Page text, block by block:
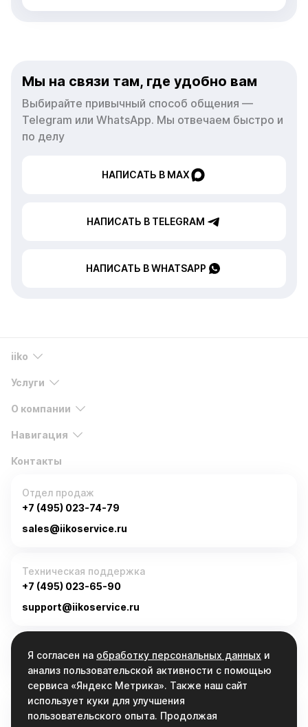
Мы на связи там, где удобно вам
Выбирайте привычный способ общения —
Telegram или WhatsApp. Мы отвечаем быстро и
по делу
НАПИСАТЬ В MAX
НАПИСАТЬ В TELEGRAM
НАПИСАТЬ В WHATSAPP
iiko
Услуги
О компании
Навигация
Контакты
Отдел продаж
+7 (495) 023-74-79
sales@iikoservice.ru
Техническая поддержка
+7 (495) 023-65-90
support@iikoservice.ru
График работы
Пн-Пт, 9:00 - 19:00
Связаться
info@iikoservice.ru
Я согласен на обработку персональных данных и
анализ пользовательской активности с помощью
сервиса «Яндекс Метрика». Также наш сайт
использует куки для улучшения
пользовательского опыта. Продолжая